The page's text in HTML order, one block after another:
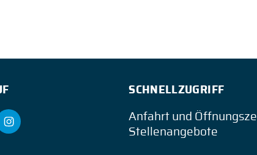
SCHNELLZUGRIFF
Anfahrt und
Stellenangebote